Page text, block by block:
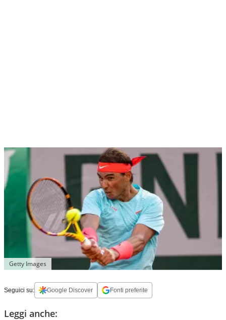
Getty Images
Seguici su: Google Discover Fonti preferite
Leggi anche: